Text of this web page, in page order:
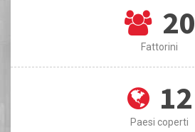
20
Fattorini
12
Paesi coperti